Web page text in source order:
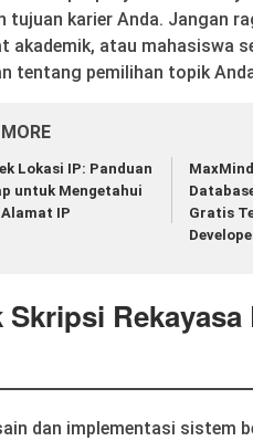
tujuan karier Anda. Jangan
akademik, atau mahasiswa
tentang pemilihan topik
Lokasi IP: Panduan
untuk Mengetahui
IP
Gratis
Skripsi
dan implementasi sistem